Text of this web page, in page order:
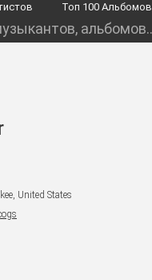
Toп 100 Альбомов
United States